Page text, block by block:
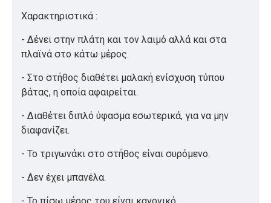
Χαρακτηριστικά :
- Δένει στην πλάτη και τον λαιμό αλλά και στα
πλαϊνά στο κάτω μέρος.
- Στο στήθος διαθέτει μαλακή ενίσχυση τύπου
βάτας, η οποία αφαιρείται.
- Διαθέτει διπλό ύφασμα εσωτερικά, για να μην
διαφανίζει.
- Το τριγωνάκι στο στήθος είναι συρόμενο.
- Δεν έχει μπανέλα.